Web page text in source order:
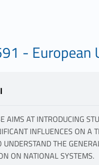
- European
AIMS AT INTRODUCING
INFLUENCES ON A
UNDERSTAND THE
ON NATIONAL SYSTEMS.